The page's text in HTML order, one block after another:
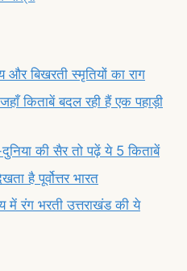
और बिखरती स्मृतियों का राग
किताबें बदल रही हैं एक पहाड़ी
की सैर तो पढ़ें ये 5 किताबें
है पूर्वोत्तर भारत
में रंग भरती उत्तराखंड की ये